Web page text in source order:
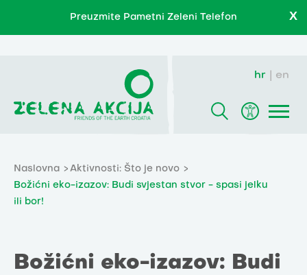
Preuzmite Pametni Zeleni Telefon X
hr en
Naslovna
Aktivnosti: Što je novo
Božićni eko-izazov: Budi svjestan stvor - spasi jelku
ili bor!
Božićni eko-izazov: Budi